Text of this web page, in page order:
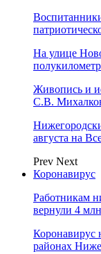
На улице
Живопись и
С.В.
августа на
Prev Next
Коронавирус
Работникам
вернули 4
Коронавирус
районах